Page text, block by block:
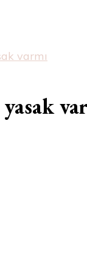
varmı